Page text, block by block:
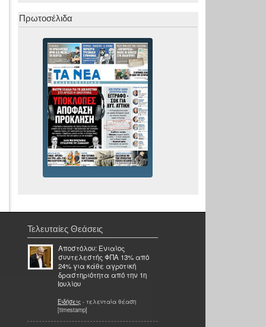
Πρωτοσέλιδα
Τελευταίες Θεάσεις
Αποστόλου: Ενιαίος
συντελεστής ΦΠΑ 13% από
24% για κάθε αγροτική
δραστηριότητα από την 1η
Ιουλίου
Ειδήσεις - τελευταία θέαση
[timestamp]